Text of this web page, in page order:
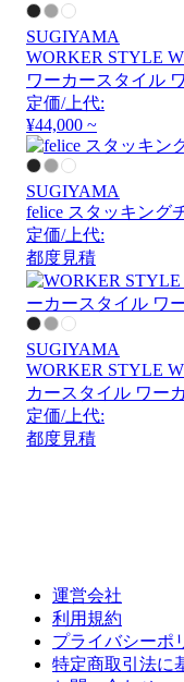
SUGIYAMA
WORKER STYLE
ワーカースタイル
定価/上代:
¥44,000 ~
SUGIYAMA
felice スタッキング
定価/上代:
都度見積
SUGIYAMA
WORKER STYLE
カースタイル ワー
定価/上代:
都度見積
運営会社
利用規約
プライバシーポ
特定商取引法に